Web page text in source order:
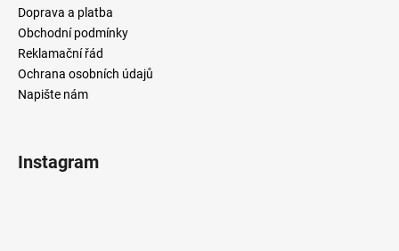
Doprava a platba
Obchodní podmínky
Reklamační řád
Ochrana osobních údajů
Napište nám
Instagram